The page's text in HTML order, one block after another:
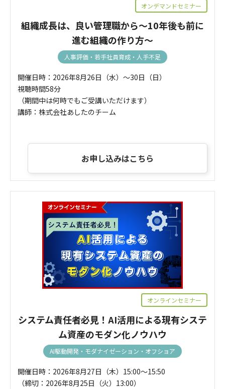
オンデマンドセミナー
組織成長は、良い管理職から～10年後も前に
進む組織の作り方～
人事評価・若手社員育成・人手不足
開催日時：2026年8月26日（水）～30日（日）
視聴時間58分
（期間中は何時でもご受講いただけます）
講師：株式会社あしたのチーム
お申し込みはこちら
オンラインセミナー
システム責任者必見！AI活用による現有システ
ム資産のモダン化ノウハウ
AI駆動開発・モダナイゼーション・オフショア
開催日時：2026年8月27日（木）15:00～15:50
（締切：2026年8月25日（火）13:00）